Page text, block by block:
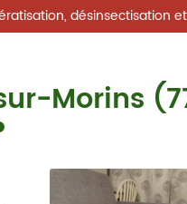
Morins